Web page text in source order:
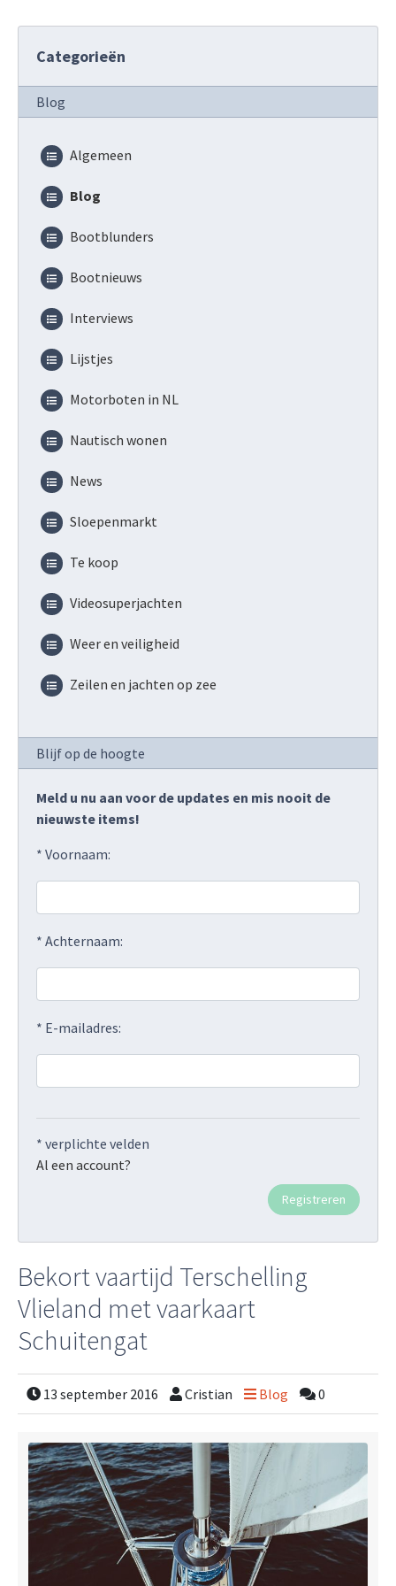
Categorieën
Blog
Algemeen
Blog
Bootblunders
Bootnieuws
Interviews
Lijstjes
Motorboten in NL
Nautisch wonen
News
Sloepenmarkt
Te koop
Videosuperjachten
Weer en veiligheid
Zeilen en jachten op zee
Blijf op de hoogte
Meld u nu aan voor de updates en mis nooit de
nieuwste items!
* Voornaam:
* Achternaam:
* E-mailadres:
* verplichte velden
Al een account?
Bekort vaartijd Terschelling
Vlieland met vaarkaart
Schuitengat
13 september 2016 Cristian Blog 0